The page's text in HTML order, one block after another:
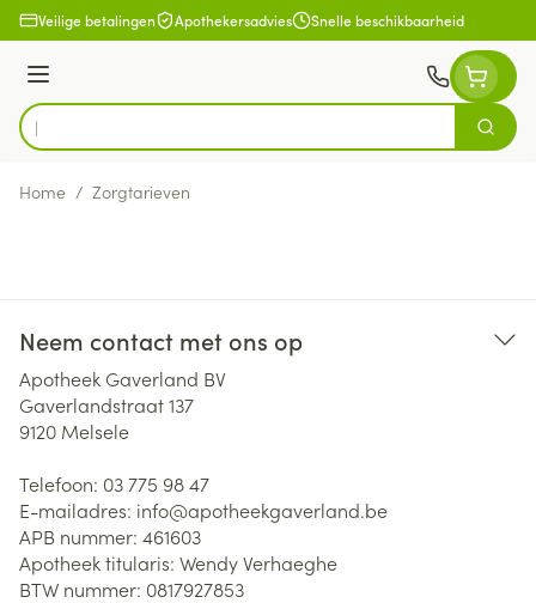
Ga naar de inhoud
Veilige betalingen Apothekersadvies Snelle beschikbaarheid
Menu
Product, merk, categorie...
Zoek
Home / Zorgtarieven
Neem contact met ons op
Apotheek Gaverland BV
Gaverlandstraat 137
9120 Melsele
Telefoon: 03 775 98 47
E-mailadres: info@apotheekgaverland.be
APB nummer: 461603
Apotheek titularis: Wendy Verhaeghe
BTW nummer: 0817927853